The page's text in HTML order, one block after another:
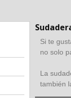
Si te
no solo
La
también